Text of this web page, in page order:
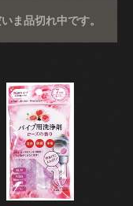
ま品切れ中です。